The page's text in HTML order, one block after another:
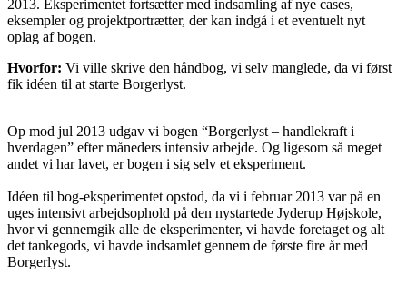
2013. Eksperimentet fortsætter med indsamling af nye cases,
eksempler og projektportrætter, der kan indgå i et eventuelt nyt
oplag af bogen.
Hvorfor: Vi ville skrive den håndbog, vi selv manglede, da vi først
fik idéen til at starte Borgerlyst.
Op mod jul 2013 udgav vi bogen “Borgerlyst – handlekraft i
hverdagen” efter måneders intensiv arbejde. Og ligesom så meget
andet vi har lavet, er bogen i sig selv et eksperiment.
Idéen til bog-eksperimentet opstod, da vi i februar 2013 var på en
uges intensivt arbejdsophold på den nystartede Jyderup Højskole,
hvor vi gennemgik alle de eksperimenter, vi havde foretaget og alt
det tankegods, vi havde indsamlet gennem de første fire år med
Borgerlyst.